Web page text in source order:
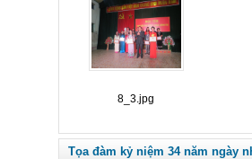
8_3.jpg
Tọa đàm kỷ niệm 34 năm ngày